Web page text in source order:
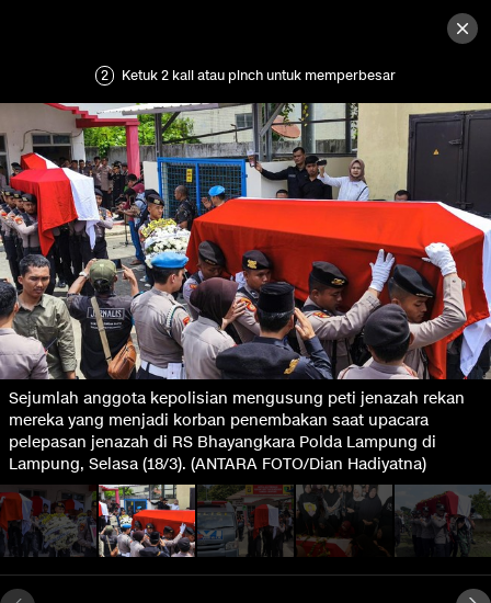
2 Ketuk 2 kali atau pinch untuk memperbesar
Sejumlah anggota kepolisian mengusung peti jenazah rekan
mereka yang menjadi korban penembakan saat upacara
pelepasan jenazah di RS Bhayangkara Polda Lampung di
Lampung, Selasa (18/3). (ANTARA FOTO/Dian Hadiyatna)